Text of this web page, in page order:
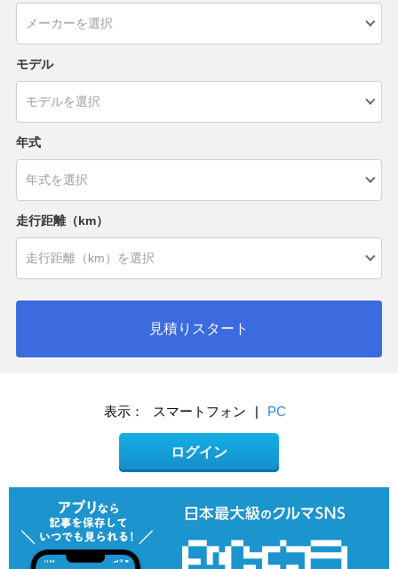
モデル
年式
走行距離（km）
見積りスタート
表示： スマートフォン | PC
ログイン